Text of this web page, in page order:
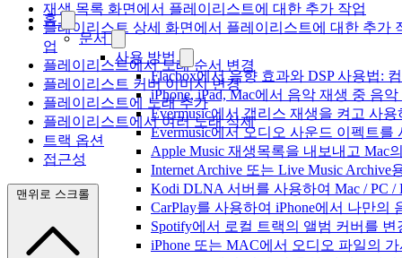
홈
문서
사용 방법
Flacbox에서 음향 효과와 DSP 사용법:
iPhone, iPad, Mac에서 음악 재생 중 음
Evermusic에서 갭리스 재생을 켜고 사
Evermusic에서 오디오 사운드 이펙트
Apple Music 재생목록을 내보내고 Mac
Internet Archive 또는 Live Music
Kodi DLNA 서버를 사용하여 Mac / PC
CarPlay를 사용하여 iPhone에서 나만의
Spotify에서 로컬 트랙의 앨범 커버를
iPhone 또는 MAC에서 오디오 파일의
재생 목록 화면에서 플레이리스트에 대한 추가 작업
플레이리스트 상세 화면에서 플레이리스트에 대한 추가
업
플레이리스트에서 노래 순서 변경
플레이리스트 커버 이미지 변경
플레이리스트에 노래 추가
플레이리스트에서 여러 노래 삭제
트랙 옵션
접근성
맨위로 스크롤